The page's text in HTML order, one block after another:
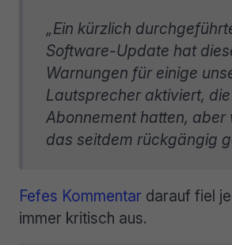
„Ein kürzlich
Software-Update hat
Warnungen für einige
Lautsprecher aktiviert,
Abonnement hatten, aber
das seitdem rückgängig
Fefes Kommentar darauf fiel
immer kritisch aus.